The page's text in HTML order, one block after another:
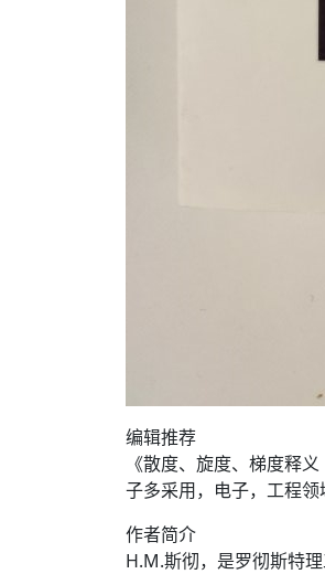
编辑推荐
《散度、旋度、梯度释
子多采用，电子，工程
作者简介
H.M.斯彻，是罗彻斯特